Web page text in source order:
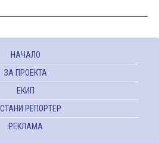
НАЧАЛО
ЗА ПРОЕКТА
ЕКИП
СТАНИ РЕПОРТЕР
РЕКЛАМА